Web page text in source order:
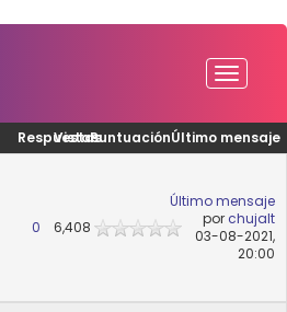
Respuestas
VistasPuntuaciónÚltimo mensaje
0 6,408
Último mensaje
por chujalt
03-08-2021,
20:00